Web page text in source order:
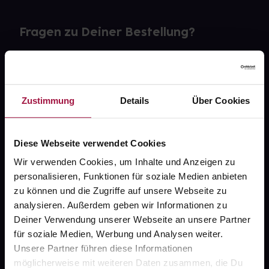
Zustimmung Details Über Cookies
Diese Webseite verwendet Cookies
Wir verwenden Cookies, um Inhalte und Anzeigen zu
personalisieren, Funktionen für soziale Medien anbieten
zu können und die Zugriffe auf unsere Webseite zu
analysieren. Außerdem geben wir Informationen zu
Deiner Verwendung unserer Webseite an unsere Partner
für soziale Medien, Werbung und Analysen weiter.
Unsere Partner führen diese Informationen
möglicherweise mit weiteren Daten zusammen, die Du
Fragen zu Deiner Bestellung?
gesund.de
Über uns
Karriere
Newsletter